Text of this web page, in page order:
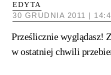
EDYTA
30 GRUDNIA 2011 |
Prześlicznie wyglądasz!
w ostatniej chwili